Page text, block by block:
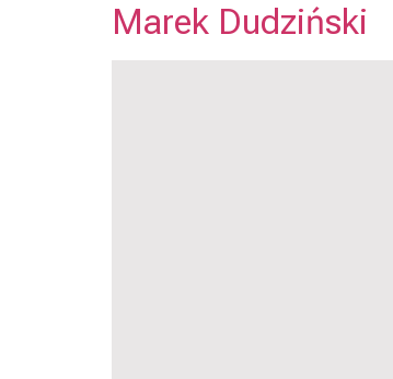
Marek Dudziński